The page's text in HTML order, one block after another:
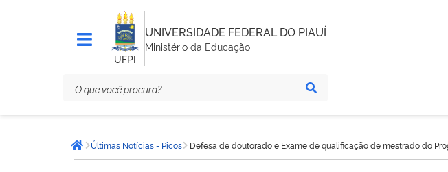
UFPI
UNIVERSIDADE FEDERAL DO PIAUÍ
Ministério da Educação
está
aqui:Página inicial
Últimas Notícias - Picos Defesa de doutorado e Exame de qualificação de mestrado do